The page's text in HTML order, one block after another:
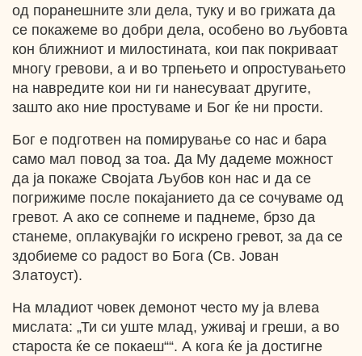
од поранешните зли дела, туку и во грижата да
се покажеме во добри дела, особено во љубовта
кон ближниот и милостината, кои пак покриваат
многу гревови, а и во трпењето и опростувањето
на навредите кои ни ги нанесуваат другите,
зашто ако ние простуваме и Бог ќе ни прости.
Бог е подготвен на помирување со нас и бара
само мал повод за тоа. Да Му дадеме можност
да ја покаже Својата Љубов кон нас и да се
погрижиме после покајанието да се сочуваме од
гревот. А ако се сопнеме и паднеме, брзо да
станеме, оплакувајќи го искрено гревот, за да се
здобиеме со радост во Бога (Св. Јован
Златоуст).
На младиот човек демонот често му ја влева
мислата: „Ти си уште млад, уживај и греши, а во
староста ќе се покаеш““. А кога ќе ја достигне